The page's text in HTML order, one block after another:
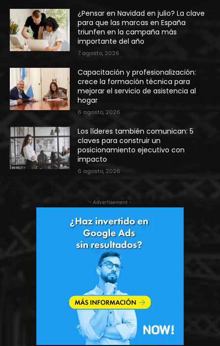
¿Pensar en Navidad en julio? La clave
para que las marcas en España
triunfen en la campaña más
importante del año
7 agosto, 2026
Capacitación y profesionalización:
crece la formación técnica para
mejorar el servicio de asistencia al
hogar
6 agosto, 2026
Los líderes también comunican: 5
claves para construir un
posicionamiento ejecutivo con
impacto
6 agosto, 2026
- Advertisement -